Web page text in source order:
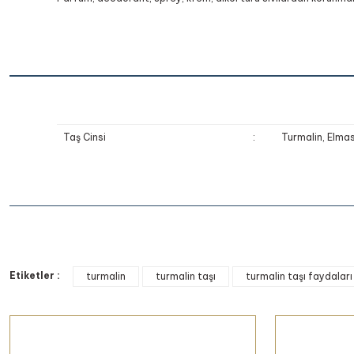
Taş Cinsi : Turmalin,
Görüş ve önerileriniz için teşekkür ederiz.
Ürün resmi kalitesiz, bozuk veya görüntülenemiyor.
Etiketler : turmalin turmalin taşı turmalin taşı faydaları